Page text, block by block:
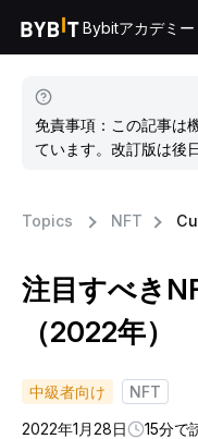
Bybitアカデミー
免責事項：この記事は
ています。改訂版は後
Topics NFT
注目すべき
（2022年）
中級者向け
NFT
2022年1月28日
15分で